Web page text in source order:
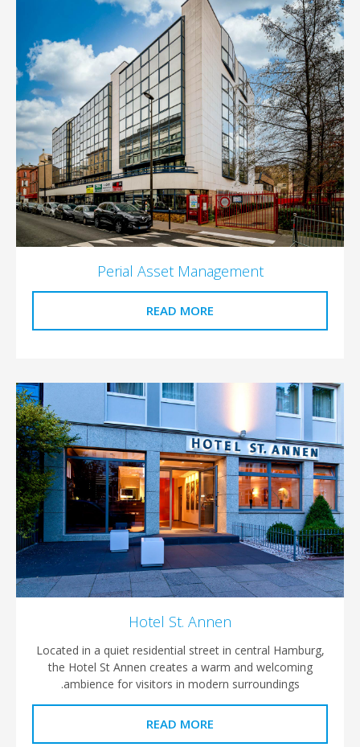
Perial Asset Management
READ MORE
Hotel St. Annen
Located in a quiet residential street in central
the Hotel St Annen creates a warm and
ambience for visitors in modern surroundings.
READ MORE